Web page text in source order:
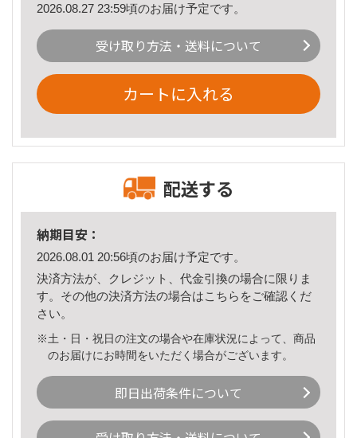
2026.08.27 23:59頃のお届け予定です。
受け取り方法・送料について
カートに入れる
配送する
納期目安：
2026.08.01 20:56頃のお届け予定です。
決済方法が、クレジット、代金引換の場合に限りま
す。その他の決済方法の場合はこちら をご確認くだ
さい。
※土・日・祝日の注文の場合や在庫状況によって、商品
のお届けにお時間をいただく場合がございます。
即日出荷条件について